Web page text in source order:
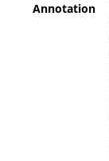
Annotation